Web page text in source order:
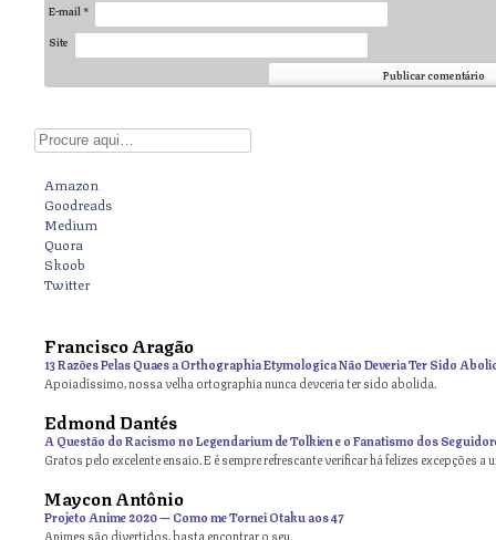
E-mail *
Site
Digite aqui
Amazon
Goodreads
Medium
Quora
Skoob
Twitter
Francisco Aragão
13 Razões Pelas Quaes a Orthographia Etymologica Não Deveria Ter Sido
Apoiadíssimo, nossa velha ortographia nunca devceria ter sido abolida.
Edmond Dantés
A Questão do Racismo no Legendarium de Tolkien e o Fanatismo dos
Gratos pelo excelente ensaio. E é sempre refrescante verificar há felizes excepções a
Maycon Antônio
Projeto Anime 2020 — Como me Tornei Otaku aos 47
Animes são divertidos, basta encontrar o seu.